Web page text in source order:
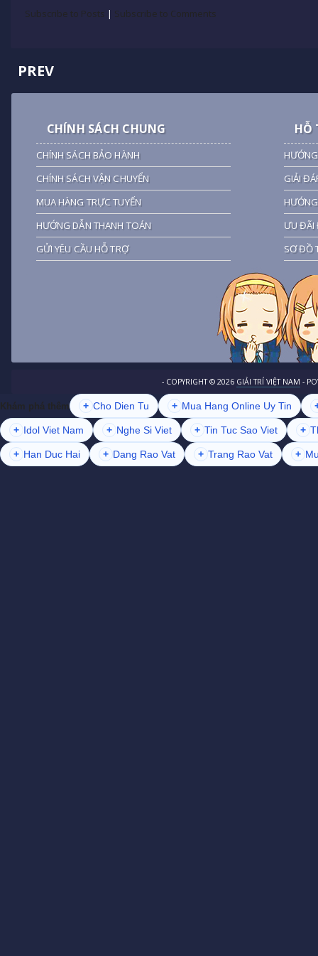
Subscribe to Posts | Subscribe to Comments
PREV
CHÍNH SÁCH CHUNG
CHÍNH SÁCH BẢO HÀNH
CHÍNH SÁCH VẬN CHUYỂN
MUA HÀNG TRỰC TUYẾN
HƯỚNG DẪN THANH TOÁN
GỬI YÊU CẦU HỖ TRỢ
HỖ
GIẢI
ƯU ĐÃI
SƠ ĐỒ
- COPYRIGHT © 2026 GIẢI TRÍ VIỆT NAM -
Khám phá thêm + Cho Dien Tu + Mua Hang Online Uy Tin
+ Idol Viet Nam + Nghe Si Viet + Tin Tuc Sao Viet +
+ Han Duc Hai + Dang Rao Vat + Trang Rao Vat +